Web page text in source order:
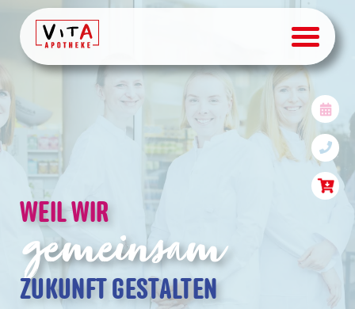
Karriere & Jobs | PTA,
WEIL WIR
gemeinsam
ZUKUNFT GESTALTEN